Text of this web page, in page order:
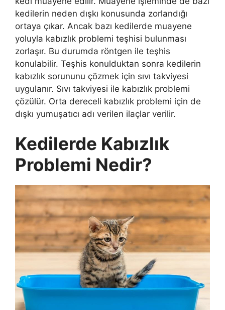
kedilerin neden dışkı konusunda zorlandığı
ortaya çıkar. Ancak bazı kedilerde muayene
yoluyla kabızlık problemi teşhisi bulunması
zorlaşır. Bu durumda röntgen ile teşhis
konulabilir. Teşhis konulduktan sonra kedilerin
kabızlık sorununu çözmek için sıvı takviyesi
uygulanır. Sıvı takviyesi ile kabızlık problemi
çözülür. Orta dereceli kabızlık problemi için de
dışkı yumuşatıcı adı verilen ilaçlar verilir.
Kedilerde Kabızlık
Problemi Nedir?